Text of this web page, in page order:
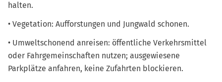
halten.
• Vegetation: Aufforstungen und Jungwald schonen.
• Umweltschonend anreisen: öffentliche Verkehrsmittel
oder Fahrgemeinschaften nutzen; ausgewiesene
Parkplätze anfahren, keine Zufahrten blockieren.